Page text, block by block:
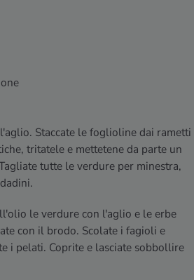
Staccate le foglioline dai rametti
tritatele e mettetene da parte un
tutte le verdure per minestra,
le verdure con l'aglio e le erbe
con il brodo. Scolate i fagioli e
i pelati. Coprite e lasciate sobbollire